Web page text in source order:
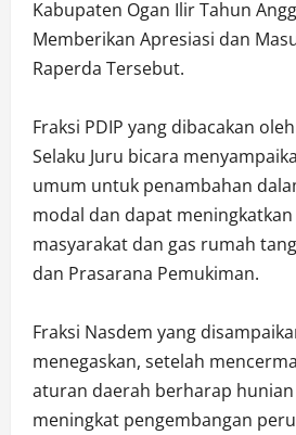
Kabupaten Ogan Ilir Tahun
Memberikan Apresiasi dan
Raperda Tersebut.
Fraksi PDIP yang dibacakan
Selaku Juru bicara
umum untuk penambahan
modal dan dapat
masyarakat dan gas rumah
dan Prasarana Pemukiman.
Fraksi Nasdem yang
menegaskan, setelah
aturan daerah berharap hunian
meningkat pengembangan